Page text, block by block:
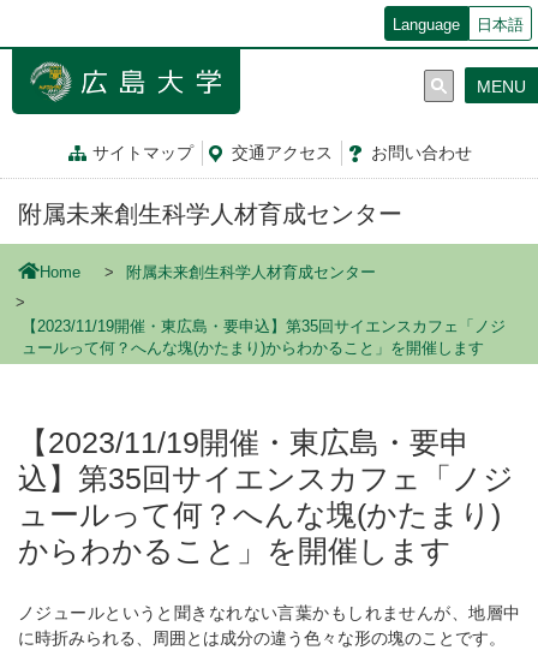
ン
Language 日本語
サイトマップ 交通アクセス お問い合わせ
MENU
附属未来創生科学人材育成センター
Home 附属未来創生科学人材育成センター
【2023/11/19開催・東広島・要申込】第35回サイエンスカフェ「ノジ
ュールって何？へんな塊(かたまり)からわかること」を開催します
【2023/11/19開催・東広島・要申
込】第35回サイエンスカフェ「ノジ
ュールって何？へんな塊(かたまり)
からわかること」を開催します
ノジュールというと聞きなれない言葉かもしれませんが、地層中
に時折みられる、周囲とは成分の違う色々な形の塊のことです。